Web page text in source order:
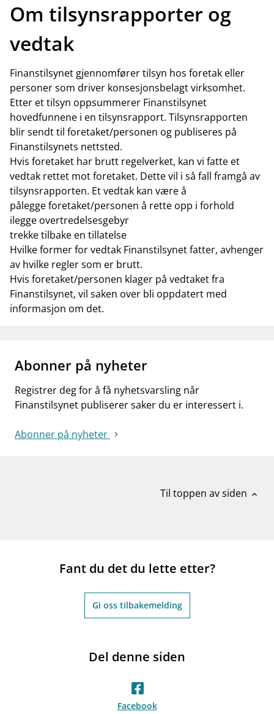
Om tilsynsrapporter og
vedtak
Finanstilsynet gjennomfører tilsyn hos foretak eller
personer som driver konsesjonsbelagt virksomhet.
Etter et tilsyn oppsummerer Finanstilsynet
hovedfunnene i en tilsynsrapport. Tilsynsrapporten
blir sendt til foretaket/personen og publiseres på
Finanstilsynets nettsted.
Hvis foretaket har brutt regelverket, kan vi fatte et
vedtak rettet mot foretaket. Dette vil i så fall framgå av
tilsynsrapporten. Et vedtak kan være å
pålegge foretaket/personen å rette opp i forhold
ilegge overtredelsesgebyr
trekke tilbake en tillatelse
Hvilke former for vedtak Finanstilsynet fatter, avhenger
av hvilke regler som er brutt.
Hvis foretaket/personen klager på vedtaket fra
Finanstilsynet, vil saken over bli oppdatert med
informasjon om det.
Abonner på nyheter
Registrer deg for å få nyhetsvarsling når
Finanstilsynet publiserer saker du er interessert i.
Abonner på nyheter
Til toppen av siden expand_less
Fant du det du lette etter?
Gi oss tilbakemelding
Del denne siden
Facebook